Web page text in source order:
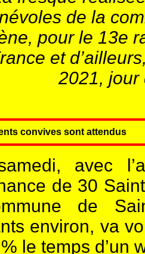
de la
pour le 13e
et
2021, jour
convives sont attendus
avec
de 30
de
environ, va
le temps d’un